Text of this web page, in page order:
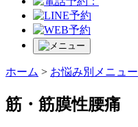
ホーム > お悩み別メニュー
筋・筋膜性腰痛